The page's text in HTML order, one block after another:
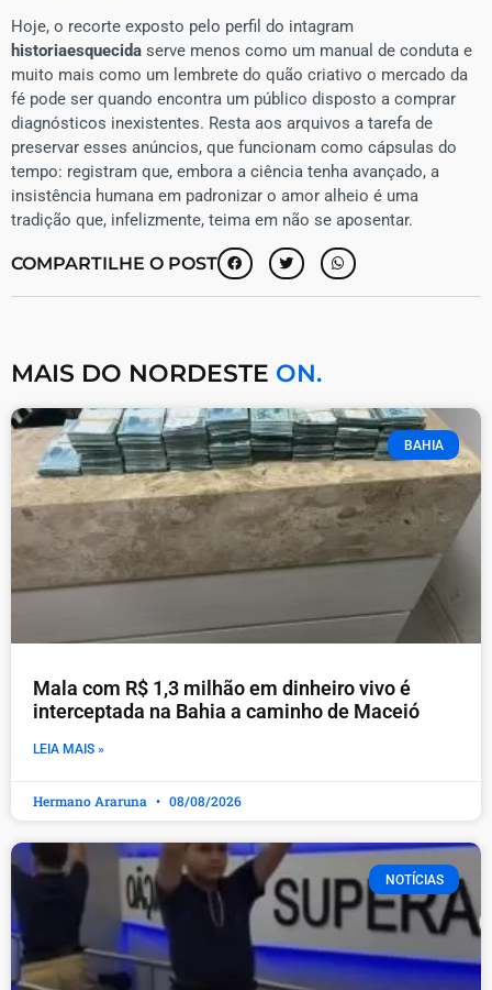
​Hoje, o recorte exposto pelo perfil do intagram
historiaesquecida serve menos como um manual de conduta e
muito mais como um lembrete do quão criativo o mercado da
fé pode ser quando encontra um público disposto a comprar
diagnósticos inexistentes. Resta aos arquivos a tarefa de
preservar esses anúncios, que funcionam como cápsulas do
tempo: registram que, embora a ciência tenha avançado, a
insistência humana em padronizar o amor alheio é uma
tradição que, infelizmente, teima em não se aposentar.
COMPARTILHE O POST
MAIS DO NORDESTE ON.
BAHIA
Mala com R$ 1,3 milhão em dinheiro vivo é
interceptada na Bahia a caminho de Maceió
LEIA MAIS »
Hermano Araruna 08/08/2026
NOTÍCIAS